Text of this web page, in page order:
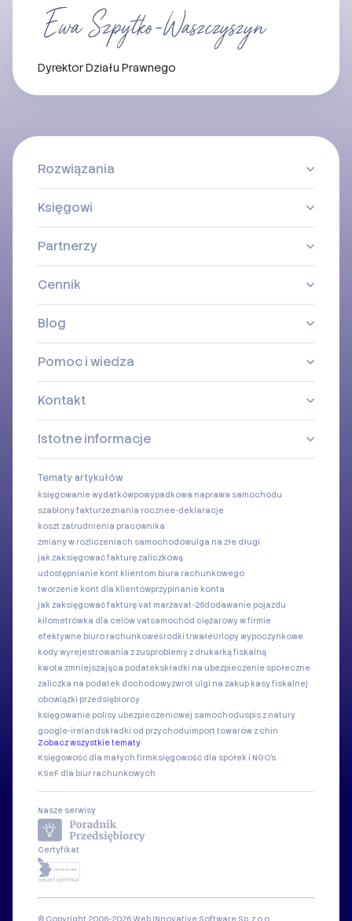
Dyrektor Działu Prawnego
Rozwiązania
Księgowi
Partnerzy
Cennik
Blog
Pomoc i wiedza
Kontakt
Istotne informacje
Tematy artykułów
księgowanie wydatkówpowypadkowa naprawa samochodu
szablony fakturzeznania rocznee-deklaracje
koszt zatrudnienia pracownika
zmiany w rozliczeniach samochodówulga na złe długi
jak zaksięgować fakturę zaliczkową
udostępnianie kont klientom biura rachunkowego
tworzenie kont dla klientówprzypinanie konta
jak zaksięgować fakturę vat marżavat-26dodawanie pojazdu
kilometrówka dla celów vatsamochód ciężarowy w firmie
efektywne biuro rachunkoweśrodki trwałeUrlopy wypoczynkowe
kody wyrejestrowania z zusproblemy z drukarką fiskalną
kwota zmniejszająca podatekskładki na ubezpieczenie społeczne
zaliczka na podatek dochodowyzwrot ulgi na zakup kasy fiskalnej
obowiązki przedsiębiorcy
księgowanie polisy ubezpieczeniowej samochoduspis z natury
google-ireland składki od przychoduimport towarów z chin
Zobacz wszystkie tematy
Księgowość dla małych firmKsięgowość dla spółek i NGO's
KSeF dla biur rachunkowych
Nasze serwisy
Certyfikat